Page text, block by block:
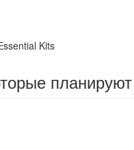
Kits